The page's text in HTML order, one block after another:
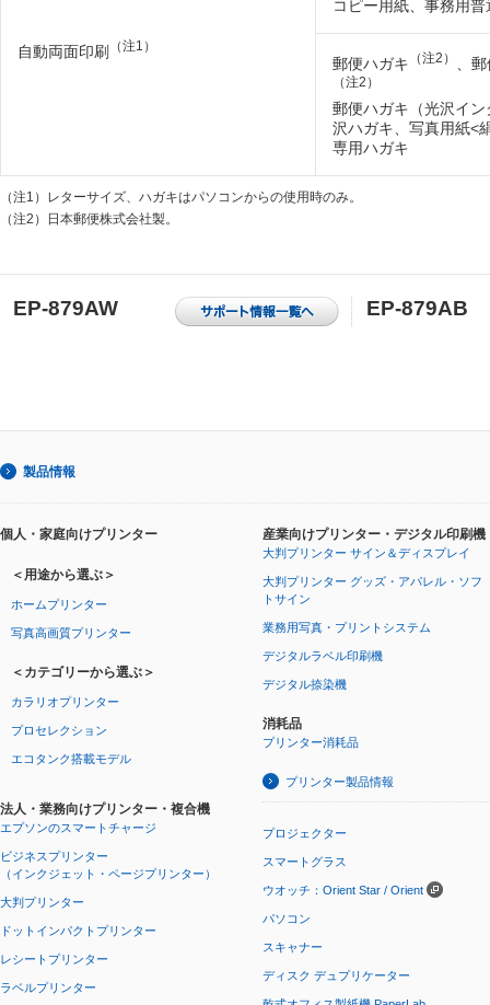
自動両面印刷 （注1）
コピー用紙、事務用普
郵便ハガキ （注2） 、
（注2）
郵便ハガキ（光沢イ
沢ハガキ、写真用紙<
専用ハガキ
（注1） レターサイズ、ハガキはパソコンからの使用時のみ。
（注2）
日本郵便株式会社製。
EP-879AW EP-879AB
製品情報
個人・家庭向けプリンター
＜用途から選ぶ＞
ホームプリンター
写真高画質プリンター
＜カテゴリーから選ぶ＞
カラリオプリンター
プロセレクション
エコタンク搭載モデル
法人・業務向けプリンター・複合機
エプソンのスマートチャージ
ビジネスプリンター
（インクジェット・ページプリンター）
大判プリンター
ドットインパクトプリンター
レシートプリンター
ラベルプリンター
産業向けプリンター・デジタル印刷機
大判プリンター サイン＆ディスプレイ
大判プリンター グッズ・アパレル・ソフ
トサイン
業務用写真・プリントシステム
デジタルラベル印刷機
デジタル捺染機
消耗品
プリンター消耗品
プリンター製品情報
プロジェクター
スマートグラス
ウオッチ：Orient Star / Orient
パソコン
スキャナー
ディスク デュプリケーター